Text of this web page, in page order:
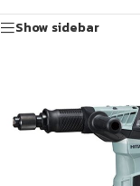
Show sidebar